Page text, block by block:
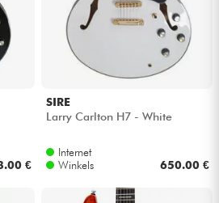
€
SIRE
Larry Carlton H7 - White
Internet
Winkels
650.00 €